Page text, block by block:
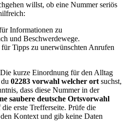
willst, ob eine Nummer seriös
Informationen zu
und Beschwerdewege.
für Tipps zu unerwünschten Anrufen
kurze Einordnung für den Alltag
02283 vorwahl welcher ort suchst,
dass diese Nummer in der
saubere deutsche Ortsvorwahl
erste Trefferseite. Prüfe die
Kontext und gib keine Daten